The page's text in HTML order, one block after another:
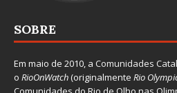
SOBRE
Em maio de 2010, a Comunidades
o RioOnWatch(originalmente Rio